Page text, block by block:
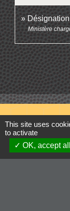
Ministère
Commune de
154, route de
42123
This site uses
to activate
OK, accept all